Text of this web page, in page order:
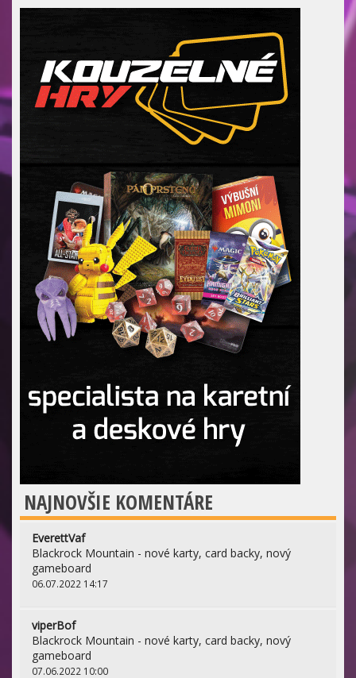
NAJNOVŠIE KOMENTÁRE
EverettVaf
Blackrock Mountain - nové karty, card backy, nový
gameboard
06.07.2022 14:17
viperBof
Blackrock Mountain - nové karty, card backy, nový
gameboard
07.06.2022 10:00